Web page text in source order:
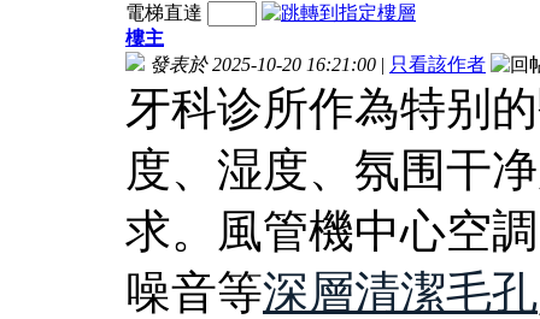
電梯直達
樓主
發表於 2025-10-20 16:21:00 | 只看該作者
牙科诊所作為特别
度、湿度、氛围干
求。風管機中心空
噪音等深層清潔毛孔